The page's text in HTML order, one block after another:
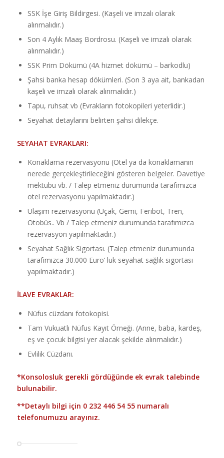
SSK İşe Giriş Bildirgesi. (Kaşeli ve imzalı olarak
alınmalıdır.)
Son 4 Aylık Maaş Bordrosu. (Kaşeli ve imzalı olarak
alınmalıdır.)
SSK Prim Dökümü (4A hizmet dökümü – barkodlu)
Şahsi banka hesap dökümleri. (Son 3 aya ait, bankadan
kaşeli ve imzalı olarak alınmalıdır.)
Tapu, ruhsat vb (Evrakların fotokopileri yeterlidir.)
Seyahat detaylarını belirten şahsi dilekçe.
SEYAHAT EVRAKLARI:
Konaklama rezervasyonu (Otel ya da konaklamanın
nerede gerçekleştirileceğini gösteren belgeler. Davetiye
mektubu vb. / Talep etmeniz durumunda tarafımızca
otel rezervasyonu yapılmaktadır.)
Ulaşım rezervasyonu (Uçak, Gemi, Feribot, Tren,
Otobüs.. Vb / Talep etmeniz durumunda tarafımızca
rezervasyon yapılmaktadır.)
Seyahat Sağlık Sigortası. (Talep etmeniz durumunda
tarafımızca 30.000 Euro’ luk seyahat sağlık sigortası
yapılmaktadır.)
İLAVE EVRAKLAR:
Nüfus cüzdanı fotokopisi.
Tam Vukuatlı Nüfus Kayıt Örneği. (Anne, baba, kardeş,
eş ve çocuk bilgisi yer alacak şekilde alınmalıdır.)
Evlilik Cüzdanı.
*Konsolosluk gerekli gördüğünde ek evrak talebinde
bulunabilir.
**Detaylı bilgi için 0 232 446 54 55numaralı
telefonumuzu arayınız.